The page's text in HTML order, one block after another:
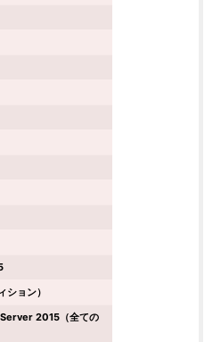
ョン）
2015（全ての